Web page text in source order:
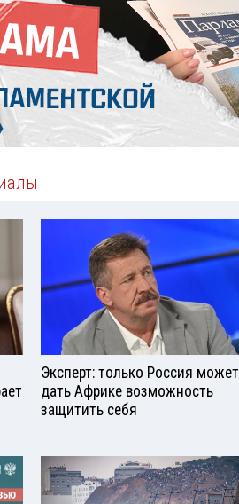
Эксперт: только Россия может
дать Африке возможность
защитить себя